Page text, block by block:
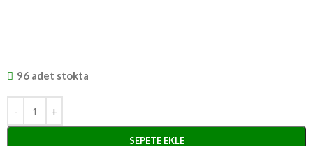
96 adet stokta
SEPETE EKLE